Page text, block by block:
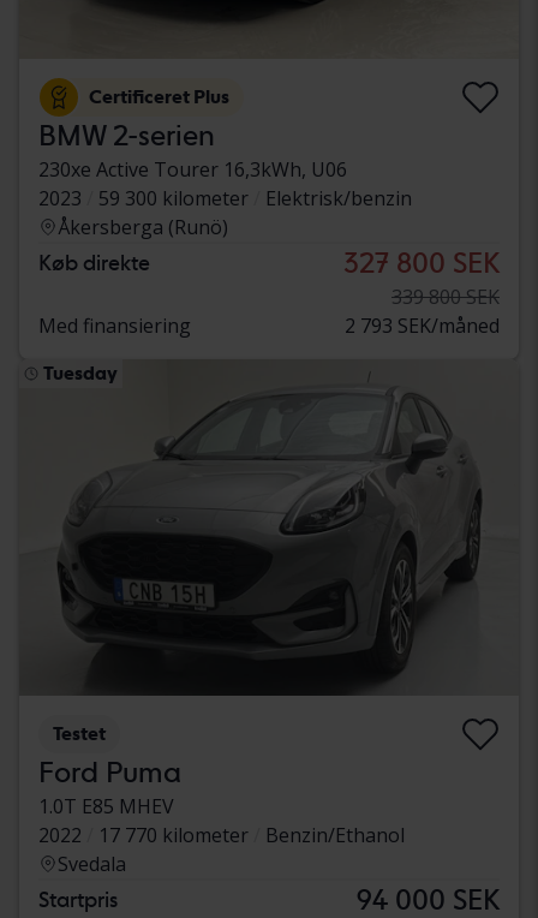
Certificeret Plus
BMW 2-serien
230xe Active Tourer 16,3kWh, U06
2023
59 300 kilometer
Elektrisk/benzin
Åkersberga (Runö)
Køb direkte 327 800 SEK
339 800 SEK
Med finansiering
2 793 SEK/måned
Tuesday
Testet
Ford Puma
1.0T E85 MHEV
2022
17 770 kilometer
Benzin/Ethanol
Svedala
Startpris 94 000 SEK